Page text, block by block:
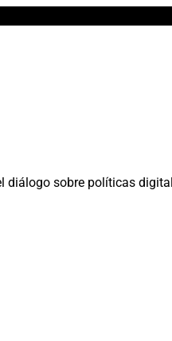
sobre políticas